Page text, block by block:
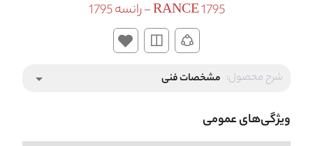
RANCE 1795 - رانسه 1795
شرح محصول: مشخصات فنی arrow_drop_down
ویژگی‌های عمومی